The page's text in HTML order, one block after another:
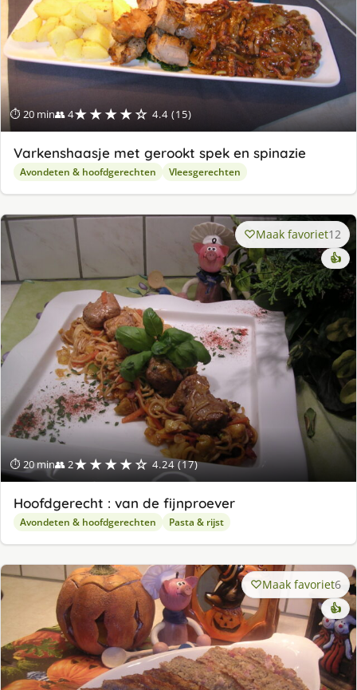
⏱ 20 min👥 4★★★★☆ 4.4 (15)
Varkenshaasje met gerookt spek en spinazie
Avondeten & hoofdgerechten Vleesgerechten
⏱ 20 min👥 2★★★★☆ 4.24 (17)
Maak favoriet12
👍
Hoofdgerecht : van de fijnproever
Avondeten & hoofdgerechten Pasta & rijst
Maak favoriet6
👍